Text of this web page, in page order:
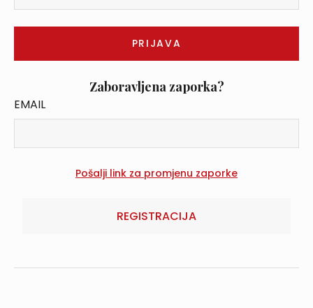
Zaboravljena zaporka?
EMAIL
REGISTRACIJA